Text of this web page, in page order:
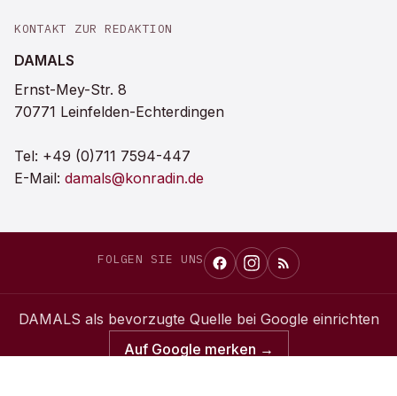
KONTAKT ZUR REDAKTION
DAMALS
Ernst-Mey-Str. 8
70771 Leinfelden-Echterdingen
Tel: +49 (0)711 7594-447
E-Mail: damals@konradin.de
FOLGEN SIE UNS
DAMALS als bevorzugte Quelle bei Google einrichten
Auf Google merken →